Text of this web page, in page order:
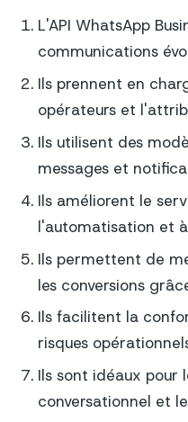
L'API WhatsApp
communications
Ils prennent en
opérateurs et
Ils utilisent des
messages et
Ils améliorent le
l'automatisation et à
Ils permettent de
les conversions
Ils facilitent la
risques
Ils sont idéaux pour
conversationnel et